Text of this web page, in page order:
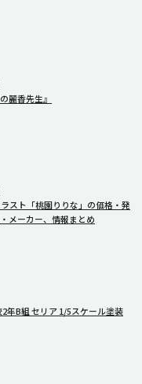
麗香先生』
スト「桃園りりな」の価格・発
メーカー、情報まとめ
年B組 セリア 1/5スケール塗装